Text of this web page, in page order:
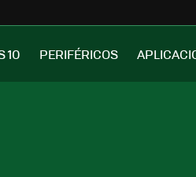
10 PERIFÉRICOS